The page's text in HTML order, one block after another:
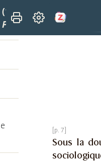
(1977)
Études
Préface
Sous la